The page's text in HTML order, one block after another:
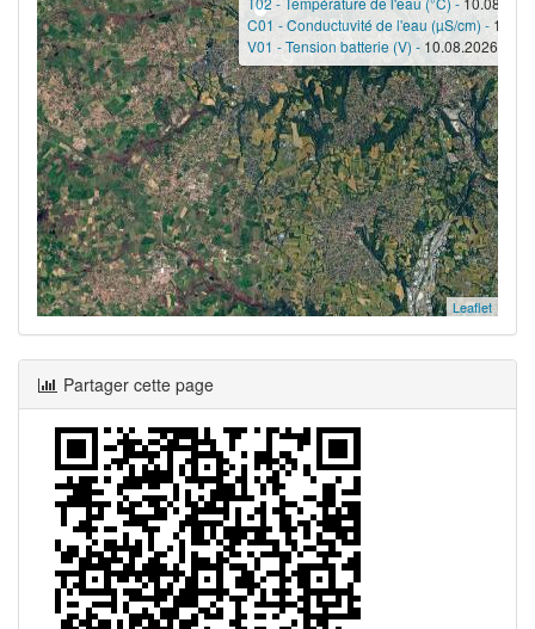
C01 - Conductuvité de l'eau (µS/cm) -
V01 - Tension batterie (V) - 10.08.2026
Leaflet
Partager cette page